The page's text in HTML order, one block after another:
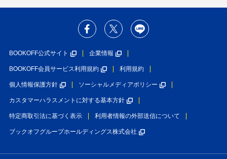
BOOKOFF公式サイト 企業情報
BOOKOFF会員サービス利用規約 利用規約
個人情報保護方針 ソーシャルメディアポリシー
カスタマーハラスメントに対する基本方針
特定商取引法に基づく表示 利用者情報の外部送信について
ブックオフグループホールディングス株式会社